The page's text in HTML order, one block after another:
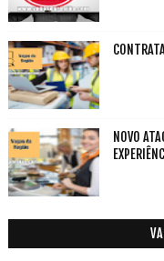
NOVO